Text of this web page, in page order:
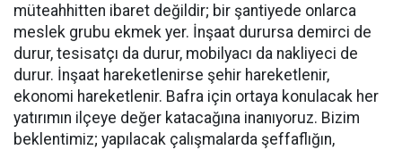
müteahhitten ibaret değildir; bir şantiyede onlarca
meslek grubu ekmek yer. İnşaat durursa demirci de
durur, tesisatçı da durur, mobilyacı da nakliyeci de
durur. İnşaat hareketlenirse şehir hareketlenir,
ekonomi hareketlenir. Bafra için ortaya konulacak her
yatırımın ilçeye değer katacağına inanıyoruz. Bizim
beklentimiz; yapılacak çalışmalarda şeffaflığın,